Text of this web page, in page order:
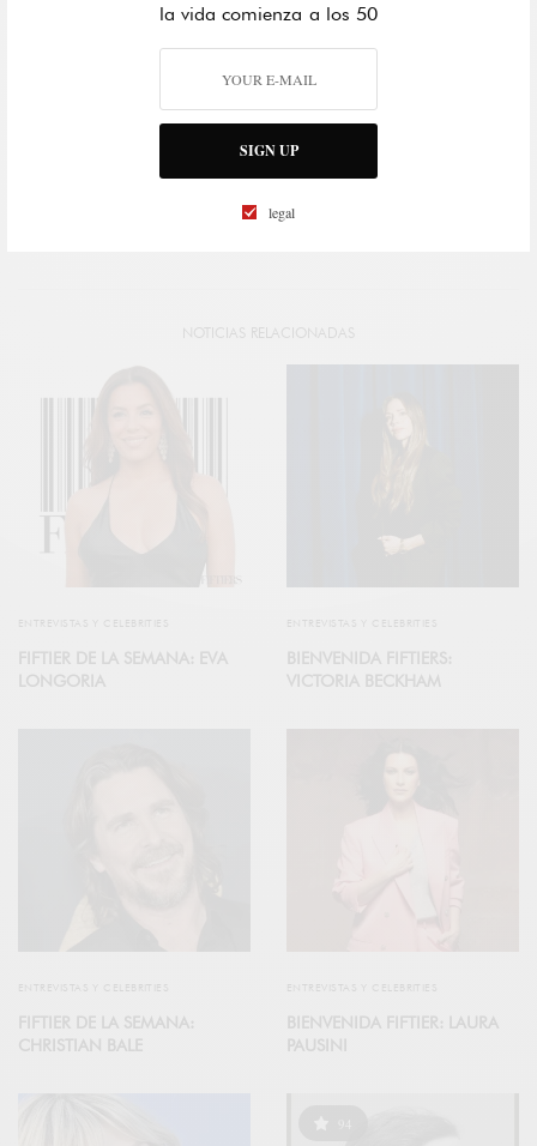
la vida comienza a los 50
SIGN UP
legal
NOTICIAS RELACIONADAS
ENTREVISTAS Y CELEBRITIES
FIFTIER DE LA SEMANA: EVA
LONGORIA
ENTREVISTAS Y CELEBRITIES
BIENVENIDA FIFTIERS:
VICTORIA BECKHAM
ENTREVISTAS Y CELEBRITIES
FIFTIER DE LA SEMANA:
CHRISTIAN BALE
ENTREVISTAS Y CELEBRITIES
BIENVENIDA FIFTIER: LAURA
PAUSINI